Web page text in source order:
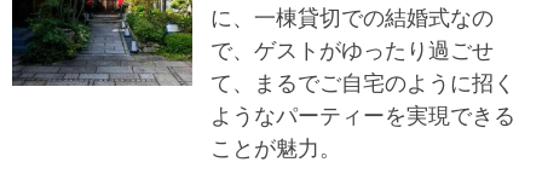
に、一棟貸切での結婚式なの
で、ゲストがゆったり過ごせ
て、まるでご自宅のように招く
ようなパーティーを実現できる
ことが魅力。